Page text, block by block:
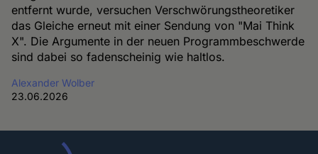
entfernt wurde, versuchen Verschwörungstheoretiker
das Gleiche erneut mit einer Sendung von "Mai Think
X". Die Argumente in der neuen Programmbeschwerde
sind dabei so fadenscheinig wie haltlos.
Alexander Wolber
23.06.2026